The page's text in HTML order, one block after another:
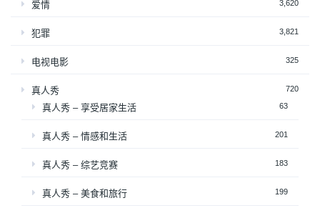
爱情 3,620
犯罪 3,821
电视电影 325
真人秀 720
真人秀 – 享受居家生活 63
真人秀 – 情感和生活 201
真人秀 – 综艺竞赛 183
真人秀 – 美食和旅行 199